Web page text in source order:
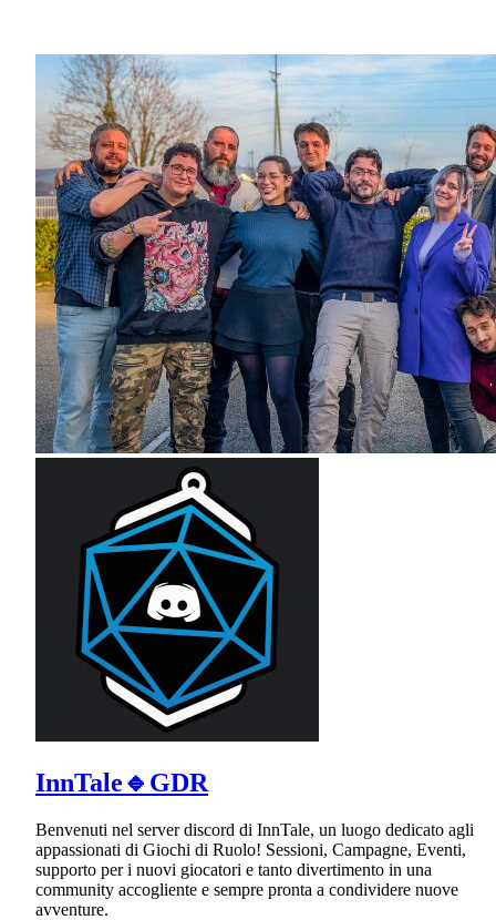
InnTale🔹GDR
Benvenuti nel server discord di InnTale, un luogo dedicato agli
appassionati di Giochi di Ruolo! Sessioni, Campagne, Eventi,
supporto per i nuovi giocatori e tanto divertimento in una
community accogliente e sempre pronta a condividere nuove
avventure.